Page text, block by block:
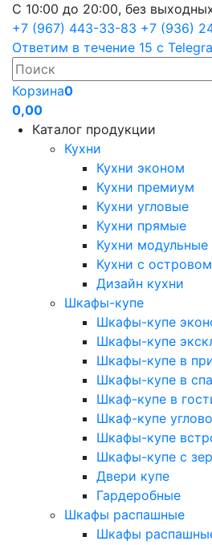
С 10:00 до 20:00, без
+7 (967) 443-33-83 +7 (936)
Ответим в течение 15 с
Корзина0
0,00
Каталог продукции
Кухни
Кухни эконом
Кухни премиум
Кухни угловые
Кухни прямые
Кухни модульные
Кухни с островом
Дизайн кухни
Шкафы-купе
Шкафы-купе
Шкафы-купе
Шкафы-купе в
Шкафы-купе в
Шкаф-купе в
Шкаф-купе
Шкафы-купе
Шкафы-купе с
Двери купе
Гардеробные
Шкафы распашные
Шкафы